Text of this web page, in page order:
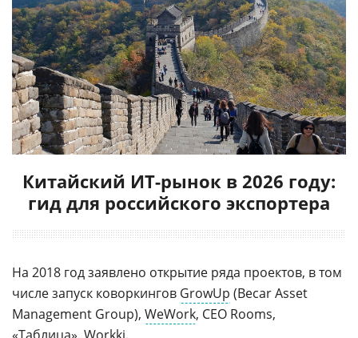
Китайский ИТ-рынок в 2026 году:
гид для российского экспортера
На 2018 год заявлено открытие ряда проектов, в том
числе запуск коворкингов GrowUp (Becar Asset
Management Group), WeWork, CEO Rooms,